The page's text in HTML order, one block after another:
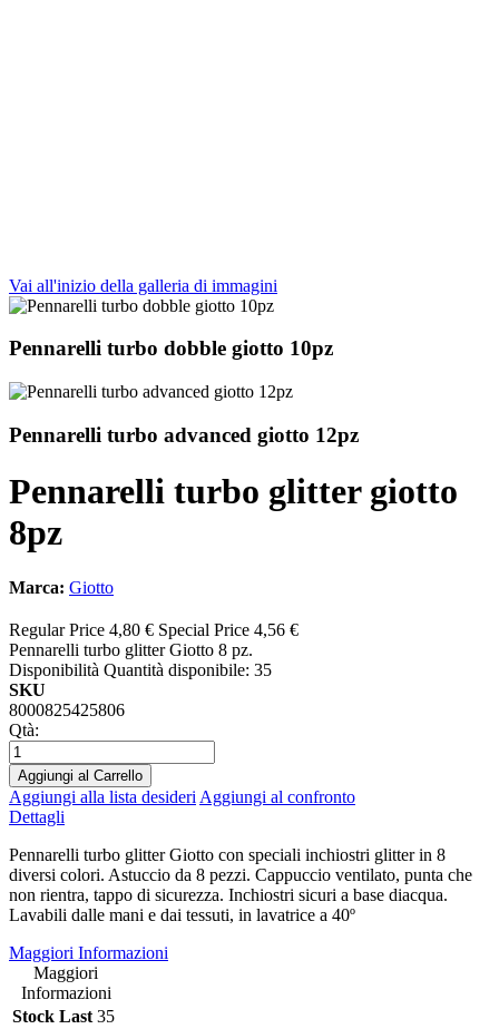
Vai all'inizio della galleria di immagini
Pennarelli turbo dobble giotto 10pz
Pennarelli turbo advanced giotto 12pz
Pennarelli turbo glitter giotto
8pz
Marca: Giotto
Regular Price 4,80 € Special Price 4,56 €
Pennarelli turbo glitter Giotto 8 pz.
Disponibilità Quantità disponibile: 35
SKU
8000825425806
Qtà:
Aggiungi al Carrello
Aggiungi alla lista desideri Aggiungi al confronto
Dettagli
Pennarelli turbo glitter Giotto con speciali inchiostri glitter in 8
diversi colori. Astuccio da 8 pezzi. Cappuccio ventilato, punta che
non rientra, tappo di sicurezza. Inchiostri sicuri a base diacqua.
Lavabili dalle mani e dai tessuti, in lavatrice a 40º
Maggiori Informazioni
Maggiori
Informazioni
Stock Last 35